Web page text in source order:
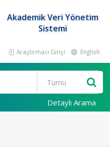
Akademik Veri Yönetim
Sistemi
Araştırmacı Girişi English
Detaylı Arama